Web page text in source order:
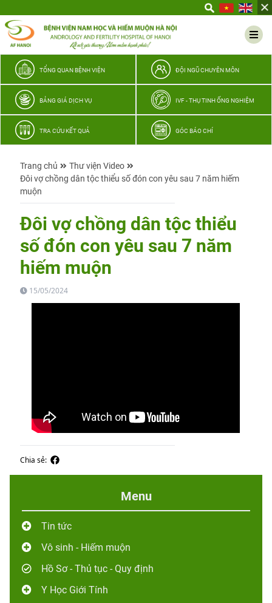
thương
TỔNG QUAN BỆNH VIỆN ĐỘI NGŨ CHUYÊN MÔN
BẢNG GIÁ DỊCH VỤ IVF - THỤ TINH ỐNG NGHIỆM
TRA CỨU KẾT QUẢ GÓC BÁO CHÍ
Trang chủ
Thư viện Video
Đôi vợ chồng dân tộc thiểu số đón con yêu sau 7 năm hiếm
muộn
Đôi vợ chồng dân tộc thiểu
số đón con yêu sau 7 năm
hiếm muộn
15/05/2024
Chia sẻ:
Menu
Tin tức
Vô sinh - Hiếm muộn
Hồ Sơ - Thủ tục - Quy định
Y Học Giới Tính